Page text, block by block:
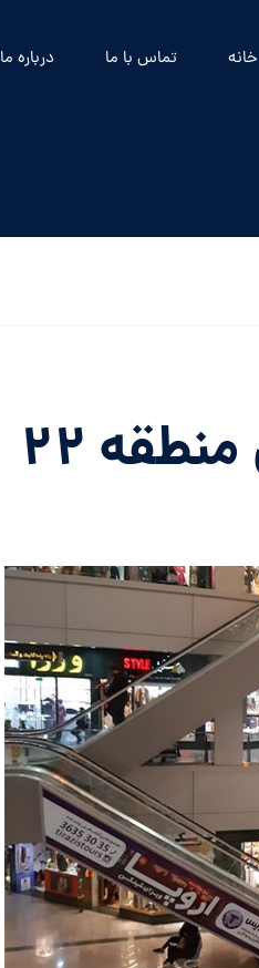
خانه تماس با ما درباره ما
۲۲